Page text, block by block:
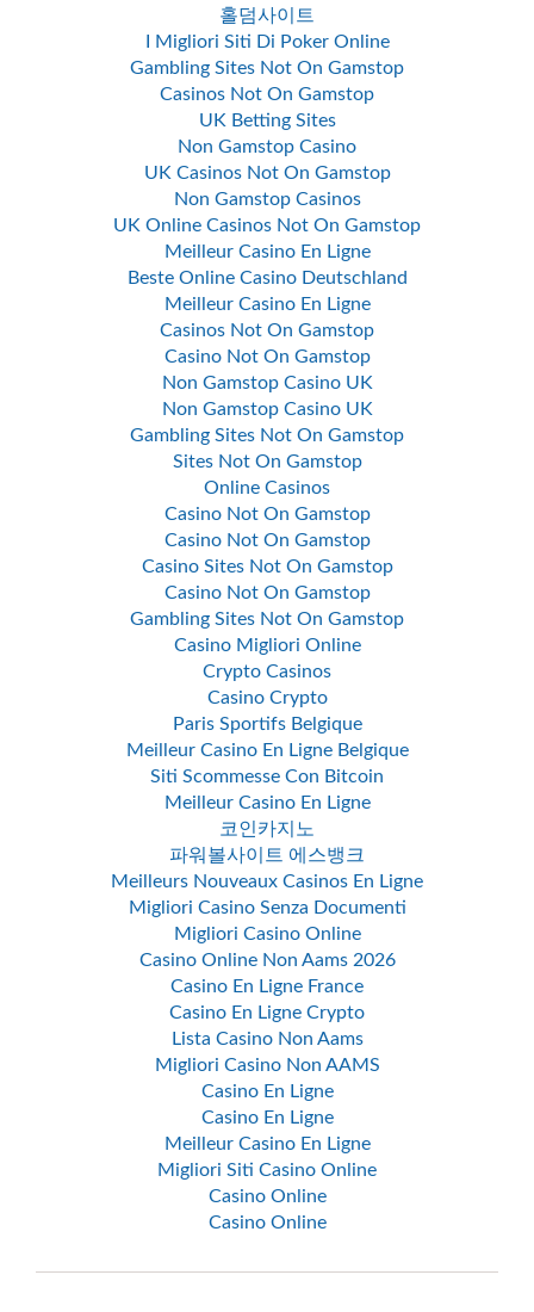
홀덤사이트
I Migliori Siti Di Poker Online
Gambling Sites Not On Gamstop
Casinos Not On Gamstop
UK Betting Sites
Non Gamstop Casino
UK Casinos Not On Gamstop
Non Gamstop Casinos
UK Online Casinos Not On Gamstop
Meilleur Casino En Ligne
Beste Online Casino Deutschland
Meilleur Casino En Ligne
Casinos Not On Gamstop
Casino Not On Gamstop
Non Gamstop Casino UK
Non Gamstop Casino UK
Gambling Sites Not On Gamstop
Sites Not On Gamstop
Online Casinos
Casino Not On Gamstop
Casino Not On Gamstop
Casino Sites Not On Gamstop
Casino Not On Gamstop
Gambling Sites Not On Gamstop
Casino Migliori Online
Crypto Casinos
Casino Crypto
Paris Sportifs Belgique
Meilleur Casino En Ligne Belgique
Siti Scommesse Con Bitcoin
Meilleur Casino En Ligne
코인카지노
파워볼사이트 에스뱅크
Meilleurs Nouveaux Casinos En Ligne
Migliori Casino Senza Documenti
Migliori Casino Online
Casino Online Non Aams 2026
Casino En Ligne France
Casino En Ligne Crypto
Lista Casino Non Aams
Migliori Casino Non AAMS
Casino En Ligne
Casino En Ligne
Meilleur Casino En Ligne
Migliori Siti Casino Online
Casino Online
Casino Online